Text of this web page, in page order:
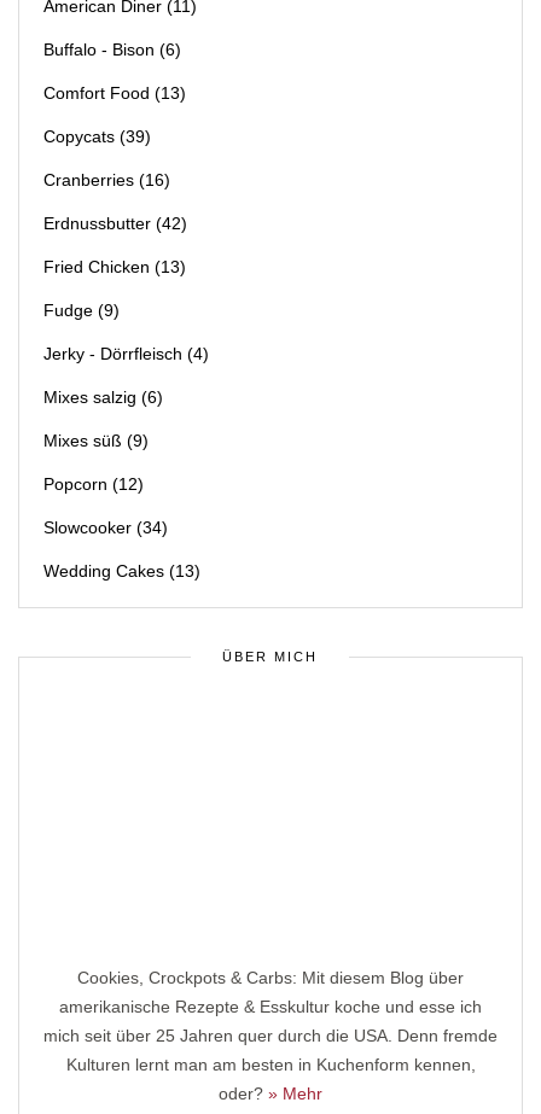
American Diner (11)
Buffalo - Bison (6)
Comfort Food (13)
Copycats (39)
Cranberries (16)
Erdnussbutter (42)
Fried Chicken (13)
Fudge (9)
Jerky - Dörrfleisch (4)
Mixes salzig (6)
Mixes süß (9)
Popcorn (12)
Slowcooker (34)
Wedding Cakes (13)
ÜBER MICH
Cookies, Crockpots & Carbs: Mit diesem Blog über
amerikanische Rezepte & Esskultur koche und esse ich
mich seit über 25 Jahren quer durch die USA. Denn fremde
Kulturen lernt man am besten in Kuchenform kennen,
oder? » Mehr